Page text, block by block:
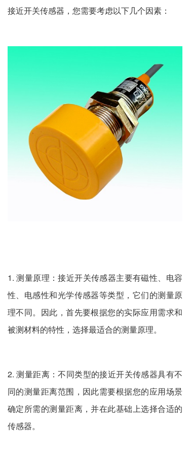
接近开关传感器，您需要考虑以下几个因素：
1. 测量原理：接近开关传感器主要有磁性、电容
性、电感性和光学传感器等类型，它们的测量原
理不同。因此，首先要根据您的实际应用需求和
被测材料的特性，选择最适合的测量原理。
2. 测量距离：不同类型的接近开关传感器具有不
同的测量距离范围，因此需要根据您的应用场景
确定所需的测量距离，并在此基础上选择合适的
传感器。